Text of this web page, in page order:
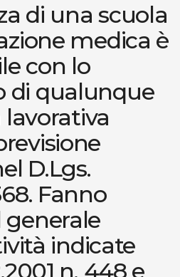
di una scuola
medica è
con lo
di qualunque
D.Lgs.
Fanno
generale
indicate
n. 448 e